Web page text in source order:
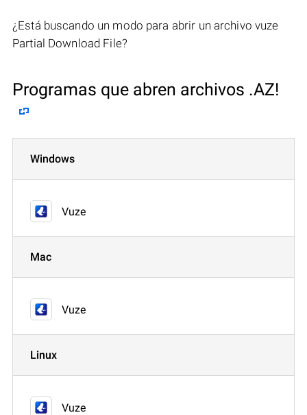
¿Está buscando un modo para abrir un archivo vuze
Partial Download File?
Programas que abren archivos .AZ!
Windows
Vuze
Mac
Vuze
Linux
Vuze